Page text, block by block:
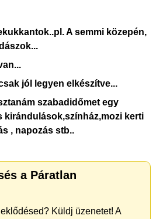
A semmi közepén,
jól legyen elkészítve...
szabadidőmet egy
kirándulások,színház,mozi kerti
, napozás stb..
a Páratlan
Küldj üzenetet! A